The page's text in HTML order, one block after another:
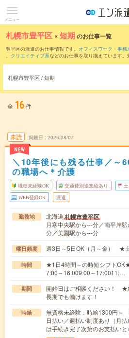
メニュー
札幌市豊平区 ×短期のお仕事一覧
豊平区の派遣のお仕事情報です。 オフィスワーク・事務
、 クリエイティブ系などのお仕事を取り揃えています。
札幌市豊平区 / 短期
全 16件
未読
NEW
掲載日 2026/08/07
＼10年後にも残る仕事／～
の職場へ＊介護
職種未経験OK 交通費別途支給あり
WEB登録OK 派遣
勤務地 北海道札幌市豊平区
月寒中央駅から---分／南平岸
分／美園駅から---分
曜日頻度 週3日～5日OK（月～金） ★
時間
★1日4時間～の時短シフト
7:00～16:009:00～17:0011:…
期間
開始日はご相談ください！ ★
長期でも働けます！
時給
無資格未経験：時給1300円
日払い／週払い制度あり（月
は手続き完了次第のお支払いと